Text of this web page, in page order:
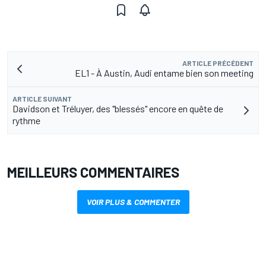
ARTICLE PRÉCÉDENT
EL1 - À Austin, Audi entame bien son meeting
ARTICLE SUIVANT
Davidson et Tréluyer, des "blessés" encore en quête de
rythme
MEILLEURS COMMENTAIRES
VOIR PLUS & COMMENTER